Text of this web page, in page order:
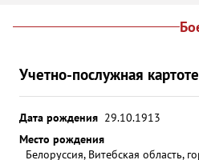
Учетно-послужная
Дата рождения 29.10.1913
Место рождения
Белоруссия, Витебская область,